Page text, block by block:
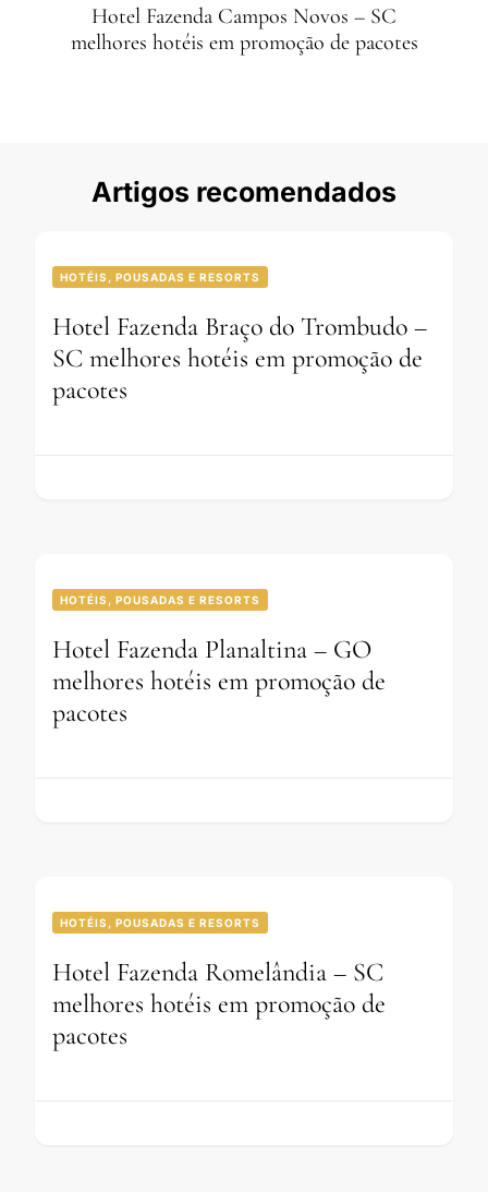
Hotel Fazenda Campos Novos – SC
melhores hotéis em promoção de pacotes
Artigos recomendados
HOTÉIS, POUSADAS E RESORTS
Hotel Fazenda Braço do Trombudo –
SC melhores hotéis em promoção de
pacotes
HOTÉIS, POUSADAS E RESORTS
Hotel Fazenda Planaltina – GO
melhores hotéis em promoção de
pacotes
HOTÉIS, POUSADAS E RESORTS
Hotel Fazenda Romelândia – SC
melhores hotéis em promoção de
pacotes